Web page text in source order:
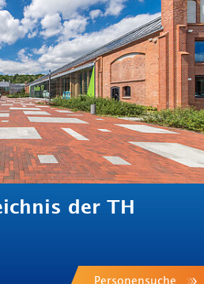
Webmail Moodle
English
der TH